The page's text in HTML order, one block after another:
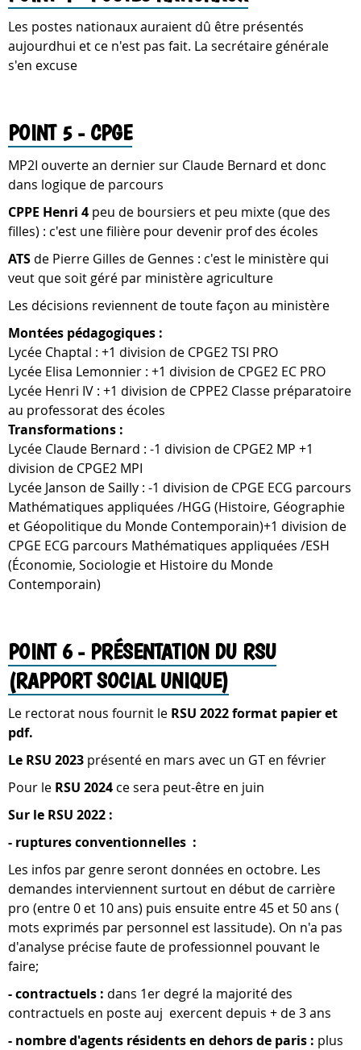
Les postes nationaux auraient dû être présentés
aujourdhui et ce n'est pas fait. La secrétaire générale
s'en excuse
POINT 5 - CPGE
MP2I ouverte an dernier sur Claude Bernard et donc
dans logique de parcours
CPPE Henri 4 peu de boursiers et peu mixte (que des
filles) : c'est une filière pour devenir prof des écoles
ATS de Pierre Gilles de Gennes : c'est le ministère qui
veut que soit géré par ministère agriculture
Les décisions reviennent de toute façon au ministère
Montées pédagogiques :
Lycée Chaptal : +1 division de CPGE2 TSI PRO
Lycée Elisa Lemonnier : +1 division de CPGE2 EC PRO
Lycée Henri IV : +1 division de CPPE2 Classe préparatoire
au professorat des écoles
Transformations :
Lycée Claude Bernard : -1 division de CPGE2 MP +1
division de CPGE2 MPI
Lycée Janson de Sailly : -1 division de CPGE ECG parcours
Mathématiques appliquées /HGG (Histoire, Géographie
et Géopolitique du Monde Contemporain)+1 division de
CPGE ECG parcours Mathématiques appliquées /ESH
(Économie, Sociologie et Histoire du Monde
Contemporain)
POINT 6 - PRÉSENTATION DU RSU
(RAPPORT SOCIAL UNIQUE)
Le rectorat nous fournit le RSU 2022 format papier et
pdf.
Le RSU 2023 présenté en mars avec un GT en février
Pour le RSU 2024 ce sera peut-être en juin
Sur le RSU 2022 :
- ruptures conventionnelles :
Les infos par genre seront données en octobre. Les
demandes interviennent surtout en début de carrière
pro (entre 0 et 10 ans) puis ensuite entre 45 et 50 ans (
mots exprimés par personnel est lassitude). On n'a pas
d'analyse précise faute de professionnel pouvant le
faire;
- contractuels : dans 1er degré la majorité des
contractuels en poste auj exercent depuis + de 3 ans
- nombre d'agents résidents en dehors de paris : plus